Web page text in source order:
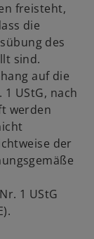
freisteht,
die
des
sind.
auf die
UStG, nach
werden
der
1 UStG